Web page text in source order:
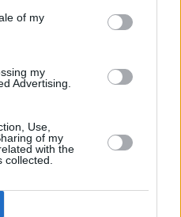
nuevo en este sitio web o
of my
my
Advertising.
Use,
of my
with the